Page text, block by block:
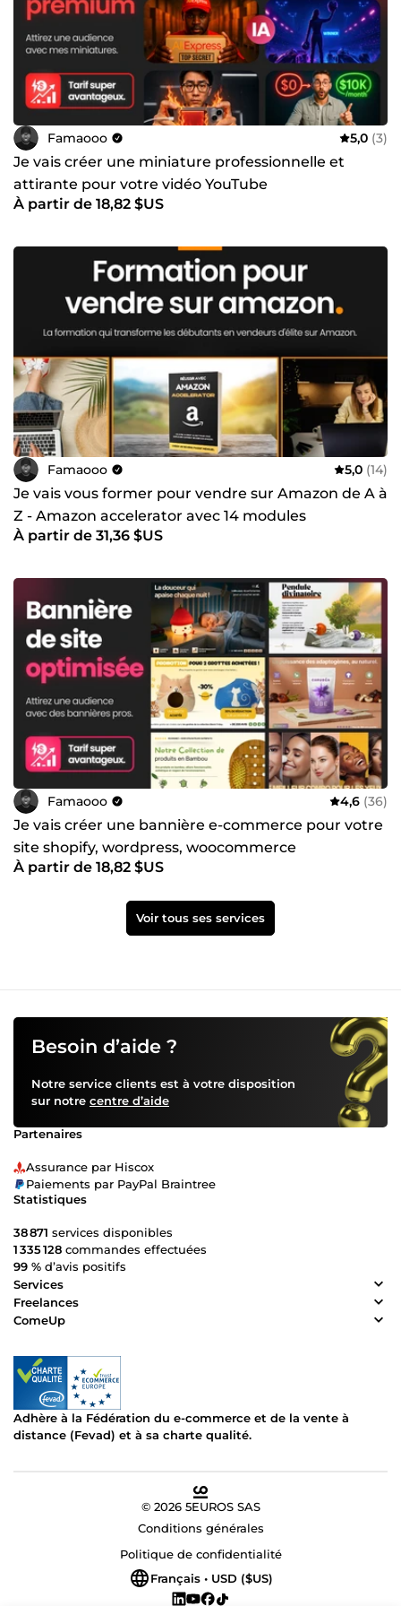
ambitions. À très bientôt, famaooo Parce que chaque
projet mérite d’être unique.
Famaooo 5,0 (3)
Je vais créer une miniature professionnelle et
attirante pour votre vidéo YouTube
À partir de 18,82 $US
Famaooo 5,0 (14)
Je vais vous former pour vendre sur Amazon de A à
Z - Amazon accelerator avec 14 modules
À partir de 31,36 $US
Famaooo 4,6 (36)
Je vais créer une bannière e-commerce pour votre
site shopify, wordpress, woocommerce
À partir de 18,82 $US
Voir tous ses services
Besoin d’aide ?
Notre service clients est à votre disposition
sur notre centre d’aide
Partenaires
Assurance par Hiscox
Paiements par PayPal Braintree
Statistiques
38 871 services disponibles
1 335 128 commandes effectuées
99 % d’avis positifs
Services
Freelances
ComeUp
Adhère à la Fédération du e-commerce et de la vente à
distance (Fevad) et à sa charte qualité.
© 2026 5EUROS SAS
Conditions générales
Politique de confidentialité
Français • USD ($US)